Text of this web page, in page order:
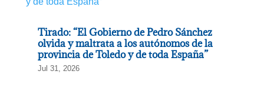
Tirado: “El Gobierno de Pedro Sánchez
olvida y maltrata a los autónomos de la
provincia de Toledo y de toda España”
Jul 31, 2026